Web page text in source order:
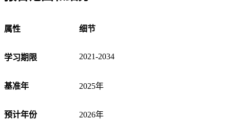
属性 细节
学习期限 2021-2034
基准年 2025年
预计年份 2026年